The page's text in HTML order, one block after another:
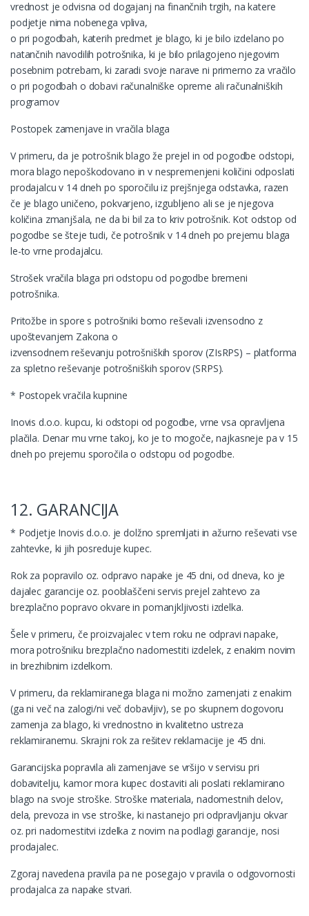
vrednost je odvisna od dogajanj na finančnih trgih, na katere
podjetje nima nobenega vpliva,
o pri pogodbah, katerih predmet je blago, ki je bilo izdelano po
natančnih navodilih potrošnika, ki je bilo prilagojeno njegovim
posebnim potrebam, ki zaradi svoje narave ni primerno za vračilo
o pri pogodbah o dobavi računalniške opreme ali računalniških
programov
Postopek zamenjave in vračila blaga
V primeru, da je potrošnik blago že prejel in od pogodbe odstopi,
mora blago nepoškodovano in v nespremenjeni količini odposlati
prodajalcu v 14 dneh po sporočilu iz prejšnjega odstavka, razen
če je blago uničeno, pokvarjeno, izgubljeno ali se je njegova
količina zmanjšala, ne da bi bil za to kriv potrošnik. Kot odstop od
pogodbe se šteje tudi, če potrošnik v 14 dneh po prejemu blaga
le-to vrne prodajalcu.
Strošek vračila blaga pri odstopu od pogodbe bremeni
potrošnika.
Pritožbe in spore s potrošniki bomo reševali izvensodno z
upoštevanjem Zakona o
izvensodnem reševanju potrošniških sporov (ZIsRPS) – platforma
za spletno reševanje potrošniških sporov (SRPS).
* Postopek vračila kupnine
Inovis d.o.o. kupcu, ki odstopi od pogodbe, vrne vsa opravljena
plačila. Denar mu vrne takoj, ko je to mogoče, najkasneje pa v 15
dneh po prejemu sporočila o odstopu od pogodbe.
12. GARANCIJA
* Podjetje Inovis d.o.o. je dolžno spremljati in ažurno reševati vse
zahtevke, ki jih posreduje kupec.
Rok za popravilo oz. odpravo napake je 45 dni, od dneva, ko je
dajalec garancije oz. pooblaščeni servis prejel zahtevo za
brezplačno popravo okvare in pomanjkljivosti izdelka.
Šele v primeru, če proizvajalec v tem roku ne odpravi napake,
mora potrošniku brezplačno nadomestiti izdelek, z enakim novim
in brezhibnim izdelkom.
V primeru, da reklamiranega blaga ni možno zamenjati z enakim
(ga ni več na zalogi/ni več dobavljiv), se po skupnem dogovoru
zamenja za blago, ki vrednostno in kvalitetno ustreza
reklamiranemu. Skrajni rok za rešitev reklamacije je 45 dni.
Garancijska popravila ali zamenjave se vršijo v servisu pri
dobavitelju, kamor mora kupec dostaviti ali poslati reklamirano
blago na svoje stroške. Stroške materiala, nadomestnih delov,
dela, prevoza in vse stroške, ki nastanejo pri odpravljanju okvar
oz. pri nadomestitvi izdelka z novim na podlagi garancije, nosi
prodajalec.
Zgoraj navedena pravila pa ne posegajo v pravila o odgovornosti
prodajalca za napake stvari.